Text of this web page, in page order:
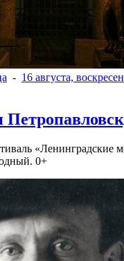
- 16 августа,
«Ленинградские
0+